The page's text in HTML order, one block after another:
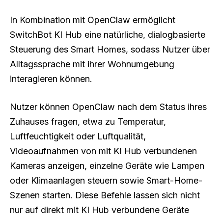
In Kombination mit OpenClaw ermöglicht
SwitchBot KI Hub eine natürliche, dialogbasierte
Steuerung des Smart Homes, sodass Nutzer über
Alltagssprache mit ihrer Wohnumgebung
interagieren können.
Nutzer können OpenClaw nach dem Status ihres
Zuhauses fragen, etwa zu Temperatur,
Luftfeuchtigkeit oder Luftqualität,
Videoaufnahmen von mit KI Hub verbundenen
Kameras anzeigen, einzelne Geräte wie Lampen
oder Klimaanlagen steuern sowie Smart-Home-
Szenen starten. Diese Befehle lassen sich nicht
nur auf direkt mit KI Hub verbundene Geräte